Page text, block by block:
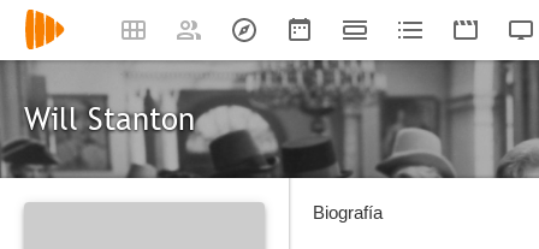
Will Stanton
Biografía